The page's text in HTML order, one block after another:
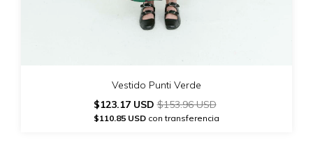
Vestido Punti Verde
$123.17 USD$153.96 USD
$110.85 USD con transferencia